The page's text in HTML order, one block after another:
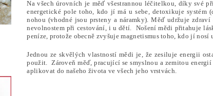
Na všech úrovních je měď všestrannou léčitelkou, díky své
energetické pole toho, kdo jí má u sebe, detoxikuje
nohou (vhodné jsou prsteny a náramky). Měď udržuje
nevolnostem při cestování, i u dětí. Nošení mědi přitahuje
peníze, protože obecně zvyšuje magnetismus toho, kdo jí nosí
Jednou ze skvělých vlastností mědi je, že zesiluje energii
použit. Zároveň měď, pracující se smyslnou a zemitou
aplikovat do našeho života ve všech jeho vrstvách.